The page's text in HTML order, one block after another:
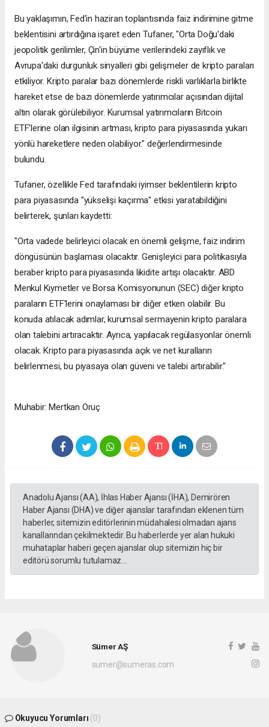
Bu yaklaşımın, Fed'in haziran toplantısında faiz indirimine gitme
beklentisini artırdığına işaret eden Tufaner, "Orta Doğu'daki
jeopolitik gerilimler, Çin'in büyüme verilerindeki zayıflık ve
Avrupa'daki durgunluk sinyalleri gibi gelişmeler de kripto paraları
etkiliyor. Kripto paralar bazı dönemlerde riskli varlıklarla birlikte
hareket etse de bazı dönemlerde yatırımcılar açısından dijital
altın olarak görülebiliyor. Kurumsal yatırımcıların Bitcoin
ETF'lerine olan ilgisinin artması, kripto para piyasasında yukarı
yönlü hareketlere neden olabiliyor." değerlendirmesinde
bulundu.
Tufaner, özellikle Fed tarafındaki iyimser beklentilerin kripto
para piyasasında "yükselişi kaçırma" etkisi yaratabildiğini
belirterek, şunları kaydetti:
"Orta vadede belirleyici olacak en önemli gelişme, faiz indirim
döngüsünün başlaması olacaktır. Genişleyici para politikasıyla
beraber kripto para piyasasında likidite artışı olacaktır. ABD
Menkul Kıymetler ve Borsa Komisyonunun (SEC) diğer kripto
paraların ETF'lerini onaylaması bir diğer etken olabilir. Bu
konuda atılacak adımlar, kurumsal sermayenin kripto paralara
olan talebini artıracaktır. Ayrıca, yapılacak regülasyonlar önemli
olacak. Kripto para piyasasında açık ve net kuralların
belirlenmesi, bu piyasaya olan güveni ve talebi artırabilir."
Muhabir: Mertkan Oruç
Anadolu Ajansı (AA), İhlas Haber Ajansı (İHA), Demirören
Haber Ajansı (DHA) ve diğer ajanslar tarafından eklenen tüm
haberler, sitemizin editörlerinin müdahalesi olmadan ajans
kanallarından çekilmektedir. Bu haberlerde yer alan hukuki
muhataplar haberi geçen ajanslar olup sitemizin hiç bir
editörü sorumlu tutulamaz...
Sümer AŞ
sumer@sumeras.com
Okuyucu Yorumları (0)